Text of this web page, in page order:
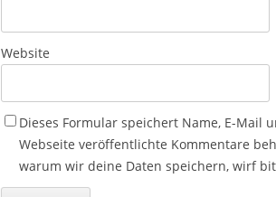
Website
Dieses Formular speichert Name, E-
Webseite veröffentlichte Kommentare
warum wir deine Daten speichern, wirf